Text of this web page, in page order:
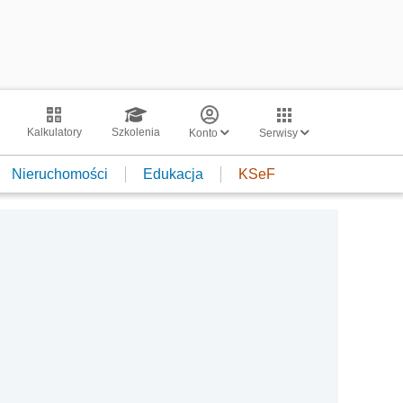
Kalkulatory Szkolenia Konto Serwisy
Nieruchomości Edukacja KSeF